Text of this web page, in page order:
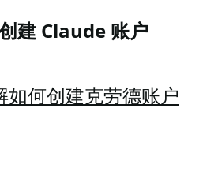
建 Claude 账户
如何创建克劳德账户